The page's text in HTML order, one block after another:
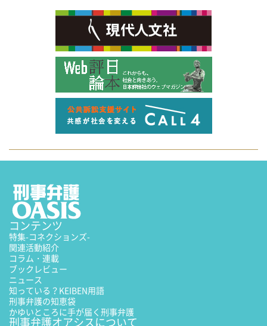
コンテンツ
特集-コネクションズ-
関連活動紹介
コラム・連載
ブックレビュー
ニュース
知っている？KEIBEN用語
刑事弁護の知恵袋
かゆいところに手が届く刑事弁護
刑事弁護オアシスについて